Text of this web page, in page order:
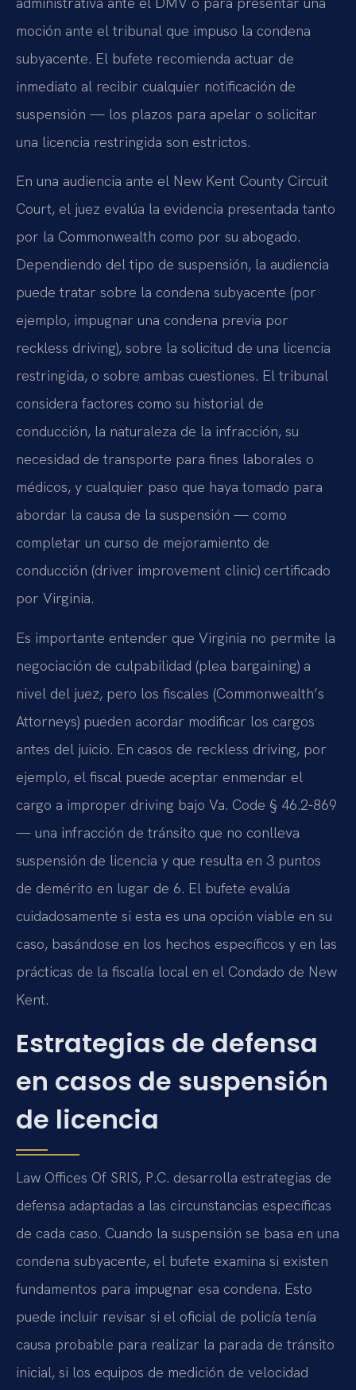
moción ante el tribunal que impuso la condena
subyacente. El bufete recomienda actuar de
inmediato al recibir cualquier notificación de
suspensión — los plazos para apelar o solicitar
una licencia restringida son estrictos.
En una audiencia ante el New Kent County Circuit
Court, el juez evalúa la evidencia presentada tanto
por la Commonwealth como por su abogado.
Dependiendo del tipo de suspensión, la audiencia
puede tratar sobre la condena subyacente (por
ejemplo, impugnar una condena previa por
reckless driving), sobre la solicitud de una licencia
restringida, o sobre ambas cuestiones. El tribunal
considera factores como su historial de
conducción, la naturaleza de la infracción, su
necesidad de transporte para fines laborales o
médicos, y cualquier paso que haya tomado para
abordar la causa de la suspensión — como
completar un curso de mejoramiento de
conducción (driver improvement clinic) certificado
por Virginia.
Es importante entender que Virginia no permite la
negociación de culpabilidad (plea bargaining) a
nivel del juez, pero los fiscales (Commonwealth’s
Attorneys) pueden acordar modificar los cargos
antes del juicio. En casos de reckless driving, por
ejemplo, el fiscal puede aceptar enmendar el
cargo a improper driving bajo Va. Code § 46.2-869
— una infracción de tránsito que no conlleva
suspensión de licencia y que resulta en 3 puntos
de demérito en lugar de 6. El bufete evalúa
cuidadosamente si esta es una opción viable en su
caso, basándose en los hechos específicos y en las
prácticas de la fiscalía local en el Condado de New
Kent.
Estrategias de defensa
en casos de suspensión
de licencia
Law Offices Of SRIS, P.C. desarrolla estrategias de
defensa adaptadas a las circunstancias específicas
de cada caso. Cuando la suspensión se basa en una
condena subyacente, el bufete examina si existen
fundamentos para impugnar esa condena. Esto
puede incluir revisar si el oficial de policía tenía
causa probable para realizar la parada de tránsito
inicial, si los equipos de medición de velocidad